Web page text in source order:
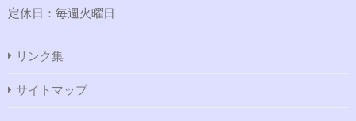
定休日：毎週火曜日
リンク集
サイトマップ